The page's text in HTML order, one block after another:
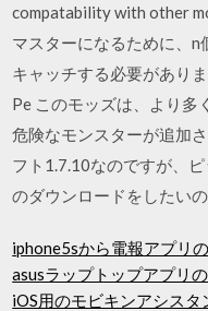
compatability with other
マスターになるために、
キャッチする必要があり
Pe このモッズは、より多
危険なモンスターが追加
フト1.7.10なのですが、
のダウンロードをしたい
iphone5sから電報アプリ
asusラップトップアプリ
iOS用のモビキンアシスタ